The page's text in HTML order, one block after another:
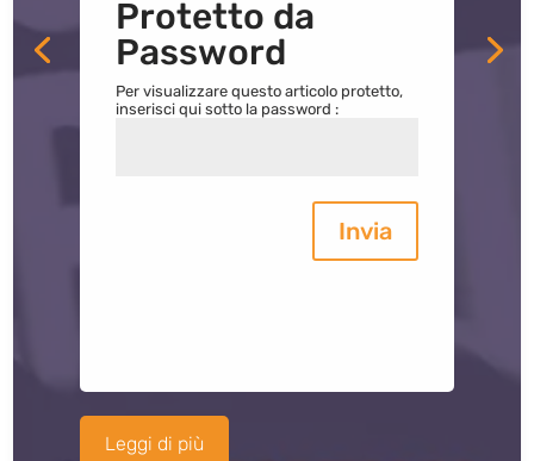
Protetto da
Password
Per visualizzare questo articolo protetto,
inserisci qui sotto la password :
Invia
Leggi di più